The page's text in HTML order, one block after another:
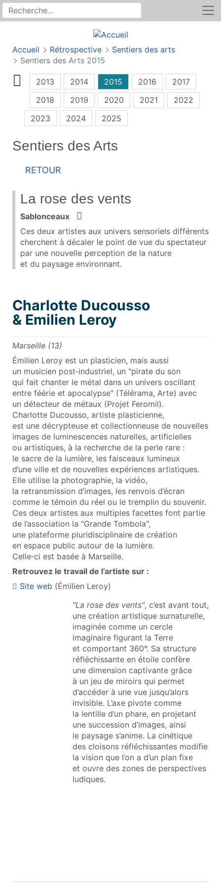
Recherche sur le site
Rechercher
Accueil Rétrospective
Sentiers des arts
Sentiers des Arts 2015
2013 2014 2015 2016
2017
2018
2019 2020 2021
2022
2023
2024 2025
Sentiers des Arts
Retour
La rose des vents
Sablonceaux
Situer
Ces deux artistes aux univers sensoriels différents
cherchent à décaler le point de vue du spectateur
par une nouvelle perception de la nature
et du paysage environnant.
Charlotte Ducousso
& Emilien Leroy
Marseille (13)
Émilien Leroy est un plasticien, mais aussi
un musicien post‑industriel, un "pirate du son
qui fait chanter le métal dans un univers oscillant
entre féérie et apocalypse" (Télérama, Arte) avec
un détecteur de métaux (Projet Feromil).
Charlotte Ducousso, artiste plasticienne,
est une décrypteuse et collectionneuse de nouvelles
images de luminescences naturelles, artificielles
ou artistiques, à la recherche de la perle rare :
le sacre de la lumière, les faisceaux lumineux
d’une ville et de nouvelles expériences artistiques.
Elle utilise la photographie, la vidéo,
la retransmission d’images, les renvois d’écran
comme le témoin du réel ou le tremplin du souvenir.
Ces deux artistes aux multiples facettes font partie
de l’association la "Grande Tombola",
une plateforme pluridisciplinaire de création
en espace public autour de la lumière.
Celle‑ci est basée à Marseille.
Retrouvez le travail de l’artiste sur :
Site web (Émilien Leroy)
"La rose des vents", c’est avant tout,
une création artistique surnaturelle,
imaginée comme un cercle
imaginaire figurant la Terre
et comportant 360°. Sa structure
réfléchissante en étoile confère
une dimension captivante grâce
à un jeu de miroirs qui permet
d’accéder à une vue jusqu’alors
invisible. L’axe pivote comme
la lentille d’un phare, en projetant
une succession d’images, ainsi
le paysage s’anime. La cinétique
des cloisons réfléchissantes modifie
la vision que l’on a d’un plan fixe
et ouvre des zones de perspectives
ludiques.